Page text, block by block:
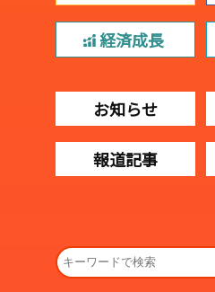
経済成長
お知らせ
報道記事